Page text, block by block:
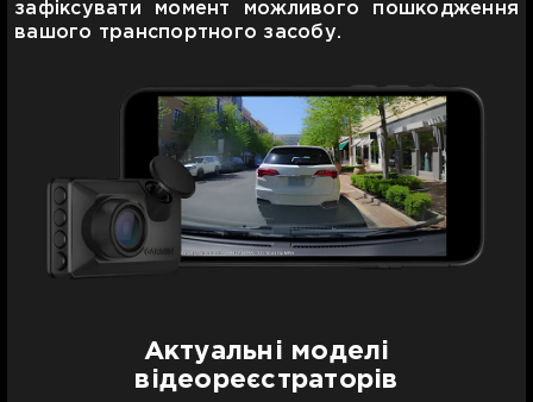
зафіксувати момент можливого пошкодження
вашого транспортного засобу.
Актуальні моделі
відеореєстраторів